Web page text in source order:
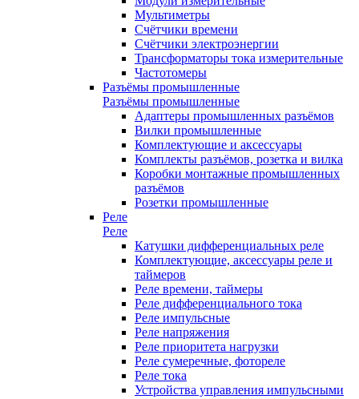
Мультиметры
Счётчики времени
Счётчики электроэнергии
Трансформаторы тока измерительные
Частотомеры
Разъёмы промышленные
Разъёмы промышленные
Адаптеры промышленных разъёмов
Вилки промышленные
Комплектующие и аксессуары
Комплекты разъёмов, розетка и вилка
Коробки монтажные промышленных
разъёмов
Розетки промышленные
Реле
Реле
Катушки дифференциальных реле
Комплектующие, аксессуары реле и
таймеров
Реле времени, таймеры
Реле дифференциального тока
Реле импульсные
Реле напряжения
Реле приоритета нагрузки
Реле сумеречные, фотореле
Реле тока
Устройства управления импульсными